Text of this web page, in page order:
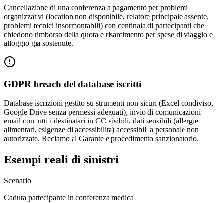
Cancellazione di una conferenza a pagamento per problemi
organizzativi (location non disponibile, relatore principale assente,
problemi tecnici insormontabili) con centinaia di partecipanti che
chiedono rimborso della quota e risarcimento per spese di viaggio e
alloggio gia sostenute.
GDPR breach del database iscritti
Database iscrizioni gestito su strumenti non sicuri (Excel condiviso,
Google Drive senza permessi adeguati), invio di comunicazioni
email con tutti i destinatari in CC visibili, dati sensibili (allergie
alimentari, esigenze di accessibilita) accessibili a personale non
autorizzato. Reclamo al Garante e procedimento sanzionatorio.
Esempi reali di sinistri
Scenario
Caduta partecipante in conferenza medica